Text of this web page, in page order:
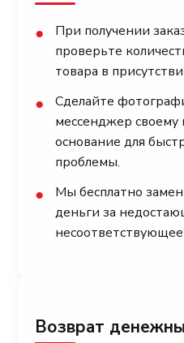
●
При получении
проверьте
товара в
●
Сделайте
мессенджер
основание для
проблемы.
●
Мы бесплатно
деньги за
несоответствующее
Возврат